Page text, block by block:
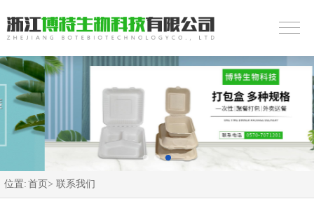
位置: 首页> 联系我们